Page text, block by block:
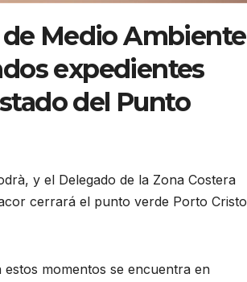
Medio Ambiente
expedientes
del Punto
y el Delegado de la Zona Costera
cerrará el punto verde Porto Cristo
momentos se encuentra en